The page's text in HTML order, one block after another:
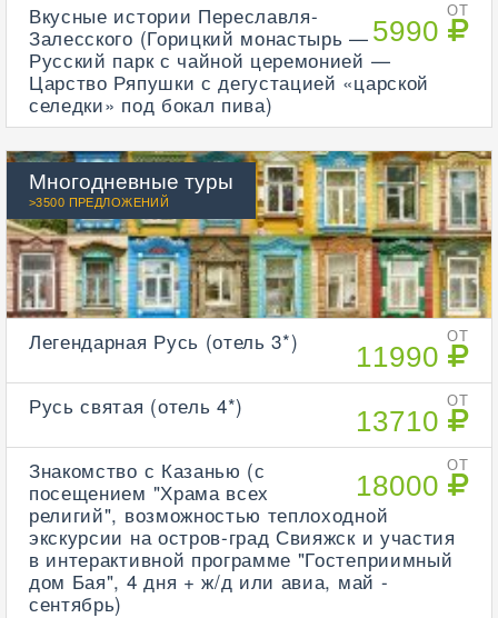
ОТ
5990
Вкусные истории Переславля-
Залесского (Горицкий монастырь —
Русский парк с чайной церемонией —
Царство Ряпушки с дегустацией «царской
селедки» под бокал пива)
Многодневные туры
>3500 ПРЕДЛОЖЕНИЙ
ОТ
11990
Легендарная Русь (отель 3*)
ОТ
13710
Русь святая (отель 4*)
ОТ
18000
Знакомство с Казанью (с
посещением "Храма всех
религий", возможностью теплоходной
экскурсии на остров-град Свияжск и участия
в интерактивной программе "Гостеприимный
дом Бая", 4 дня + ж/д или авиа, май -
сентябрь)